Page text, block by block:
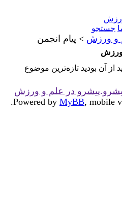
جستجو
و ورزش > پیام انجمن
ورزش
آن بودید تازه‌ترین موضوع
در علم و ورزش
Powered by MyBB, mobile
.